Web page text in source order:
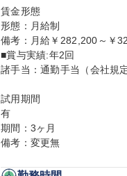
賃金形態
形態：月給制
備考：月給￥282,200～￥
■賞与実績:年2回
諸手当：通勤手当（会社規
試用期間
有
期間：3ヶ月
備考：変更無